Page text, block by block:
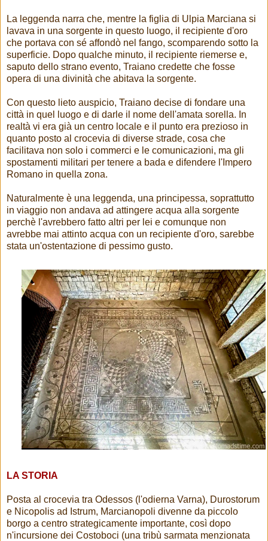
La leggenda narra che, mentre la figlia di Ulpia Marciana si
lavava in una sorgente in questo luogo, il recipiente d'oro
che portava con sé affondò nel fango, scomparendo sotto la
superficie. Dopo qualche minuto, il recipiente riemerse e,
saputo dello strano evento, Traiano credette che fosse
opera di una divinità che abitava la sorgente.
Con questo lieto auspicio, Traiano decise di fondare una
città in quel luogo e di darle il nome dell'amata sorella. In
realtà vi era già un centro locale e il punto era prezioso in
quanto posto al crocevia di diverse strade, cosa che
facilitava non solo i commerci e le comunicazioni, ma gli
spostamenti militari per tenere a bada e difendere l'Impero
Romano in quella zona.
Naturalmente è una leggenda, una principessa, soprattutto
in viaggio non andava ad attingere acqua alla sorgente
perchè l'avrebbero fatto altri per lei e comunque non
avrebbe mai attinto acqua con un recipiente d'oro, sarebbe
stata un'ostentazione di pessimo gusto.
LA STORIA
Posta al crocevia tra Odessos (l'odierna Varna), Durostorum
e Nicopolis ad Istrum, Marcianopoli divenne da piccolo
borgo a centro strategicamente importante, così dopo
n'incursione dei Costoboci (una tribù sarmata menzionata